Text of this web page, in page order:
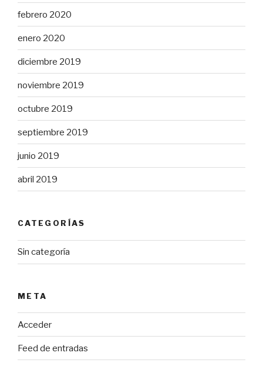
febrero 2020
enero 2020
diciembre 2019
noviembre 2019
octubre 2019
septiembre 2019
junio 2019
abril 2019
CATEGORÍAS
Sin categoría
META
Acceder
Feed de entradas